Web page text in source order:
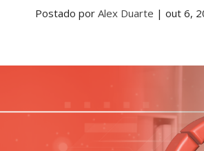
Postado porAlex Duarte |out 6,